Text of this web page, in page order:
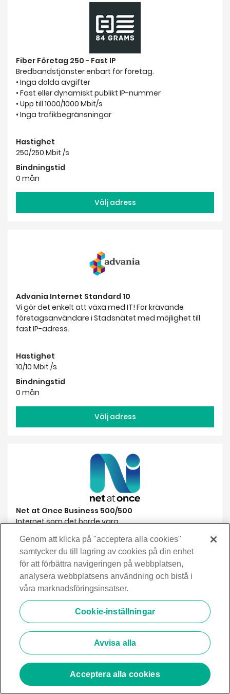
Fiber Företag 250 - Fast IP
Bredbandstjänster enbart för företag.
• Inga dolda avgifter
• Fast eller dynamiskt publikt IP-nummer
• Upp till 1000/1000 Mbit/s
• Inga trafikbegränsningar
Hastighet
250/250 Mbit /s
Bindningstid
0 mån
Välj adress
Advania Internet Standard 10
Vi gör det enkelt att växa med IT! För krävande
företagsanvändare i Stadsnätet med möjlighet till
fast IP-adress.
Hastighet
10/10 Mbit /s
Bindningstid
0 mån
Välj adress
Net at Once Business 500/500
Internet som det borde vara.
🔹Upp till 5 fasta IP-adresser
Hastighet
500/500 Mbit /s
12 mån
Välj adress
Genom att klicka på "acceptera alla cookies"
samtycker du till lagring av cookies på din enhet
för att förbättra navigeringen på webbplatsen,
analysera webbplatsens användning och bistå i
våra marknadsföringsinsatser.
Cookie-inställningar
Avvisa alla
Acceptera alla cookies